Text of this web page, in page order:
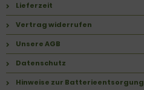
Lieferzeit
Vertrag widerrufen
Unsere AGB
Datenschutz
Hinweise zur Batterieentsorgung